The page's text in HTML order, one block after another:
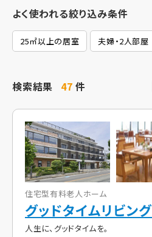
よく使われる絞り込み条件
25㎡以上の居室 夫婦・2人部屋
検索結果 47件
住宅型有料老人ホーム
グッドタイムリビン
人生に、グッドタイムを。